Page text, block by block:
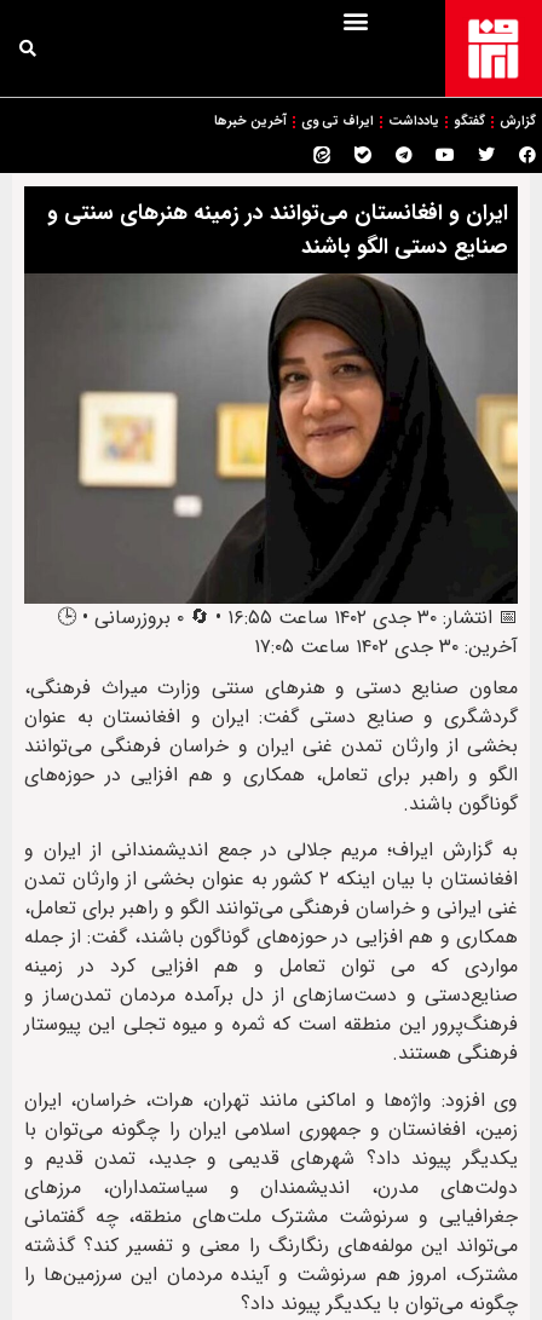
گزارش گفتگو یادداشت ایراف تی وی آخرین خبرها
ایران و افغانستان می‌توانند در زمینه هنرهای سنتی و
صنایع دستی الگو باشند
📅 انتشار: ۳۰ جدی ۱۴۰۲ ساعت ۱۶:۵۵ • 🔄 ۰ بروزرسانی • 🕒
آخرین: ۳۰ جدی ۱۴۰۲ ساعت ۱۷:۰۵
معاون صنایع دستی و هنرهای سنتی وزارت میراث فرهنگی،
گردشگری و صنایع دستی گفت: ایران و افغانستان به عنوان
بخشی از وارثان تمدن غنی ایران و خراسان فرهنگی می‌توانند
الگو و راهبر برای تعامل، همکاری و هم افزایی در حوزه‌های
گوناگون باشند.
به گزارش ایراف؛ مریم جلالی در جمع اندیشمندانی از ایران و
افغانستان با بیان اینکه ۲ کشور به عنوان بخشی از وارثان تمدن
غنی ایرانی و خراسان فرهنگی می‌توانند الگو و راهبر برای تعامل،
همکاری و هم افزایی در حوزه‌های گوناگون باشند، گفت: از جمله
مواردی که می توان تعامل و هم افزایی کرد در زمینه
صنایع‌دستی و دست‌سازهای از دل برآمده‌ مردمان تمدن‌ساز و
فرهنگ‌پرور این منطقه است که ثمره و میوه تجلی این پیوستار
فرهنگی هستند.
وی افزود: واژه‌ها و اماکنی مانند تهران، هرات، خراسان، ایران
زمین، افغانستان و جمهوری اسلامی ایران را چگونه می‌توان با
یکدیگر پیوند داد؟ شهرهای قدیمی و جدید، تمدن قدیم و
دولت‌های مدرن، اندیشمندان و سیاستمداران، مرزهای
جغرافیایی و سرنوشت مشترک ملت‌های منطقه، چه گفتمانی
می‌تواند این مولفه‌های رنگارنگ را معنی و تفسیر کند؟ گذشته
مشترک، امروز هم سرنوشت و آینده مردمان این سرزمین‌ها را
چگونه می‌توان با یکدیگر پیوند داد؟